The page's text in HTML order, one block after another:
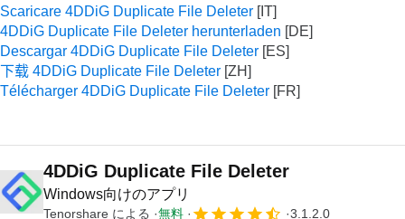
Scaricare 4DDiG Duplicate File Deleter
4DDiG Duplicate File Deleter herunterladen
Descargar 4DDiG Duplicate File Deleter
下载 4DDiG Duplicate File Deleter
Télécharger 4DDiG Duplicate File Deleter
4DDiG Duplicate File Deleter
Windows向けのアプリ
Tenorshare による 無料 3.1.2.0